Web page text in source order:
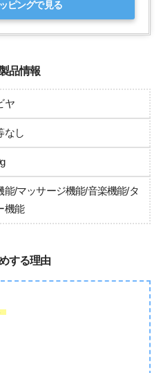
ピングで見る
品情報
ヤ
なし
能/マッサージ機能/音楽機能/タ
機能
する理由